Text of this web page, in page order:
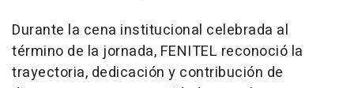
Durante la cena institucional celebrada al
término de la jornada, FENITEL reconoció la
trayectoria, dedicación y contribución de